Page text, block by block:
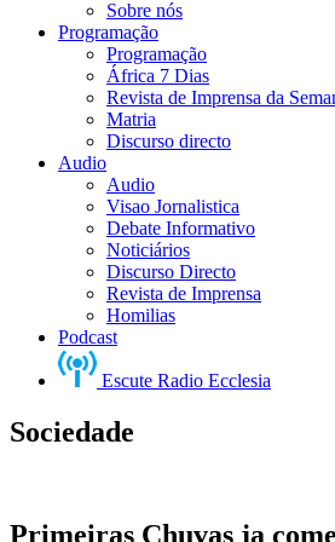
Sobre nós
Programação
Programação
África 7 Dias
Revista de Imprensa da
Matria
Discurso directo
Audio
Audio
Visao Jornalistica
Debate Informativo
Noticiários
Discurso Directo
Revista de Imprensa
Homilias
Podcast
Escute Radio Ecclesia
Sociedade
Primeiras Chuvas ja